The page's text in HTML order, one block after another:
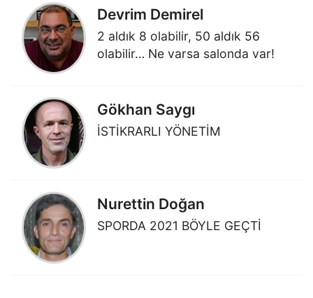
Devrim Demirel
2 aldık 8 olabilir, 50 aldık 56
olabilir… Ne varsa salonda var!
Gökhan Saygı
İSTİKRARLI YÖNETİM
Nurettin Doğan
SPORDA 2021 BÖYLE GEÇTİ